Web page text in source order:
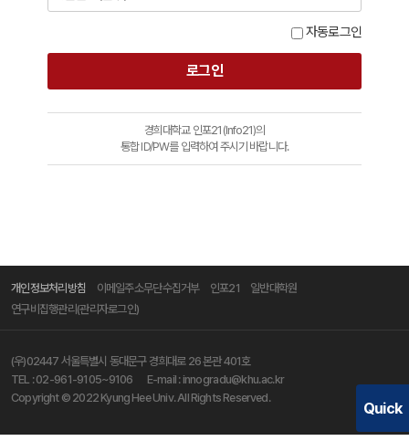
자동로그인
경희대학교 인포21(Info21)의
통합 ID/PW를 입력하여 주시기 바랍니다.
개인정보처리방침 이메일주소무단수집거부 인포21
일반대학원
연구비집행관리(관리자로그인)
(우)02447 서울특별시 동대문구 경희대로 26 본관 401호
TEL :02-961-9105~9106 E-mail : innogradu@khu.ac.kr
Copyright © 2022 Kyung Hee Univ. All Rights Reserved.
Quick